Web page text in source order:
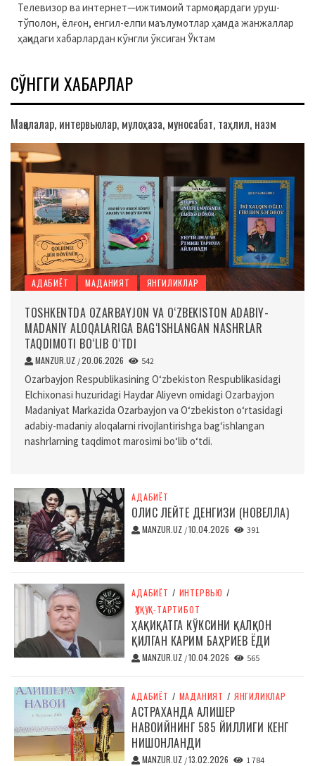
Телевизор ва интернет—ижтимоий тармоқлардаги уруш-
тўполон, ёлғон, енгил-елпи маълумотлар ҳамда жанжаллар
ҳақидаги хабарлардан кўнгли ўксиган Ўктам
СЎНГГИ ХАБАРЛАР
Мақолалар, интервьюлар, мулоҳаза, муносабат, таҳлил, назм
АДАБИЁТ МАДАНИЯТ ЯНГИЛИКЛАР
TOSHKENTDA OZARBAYJON VA O‘ZBEKISTON ADABIY-
MADANIY ALOQALARIGA BAG‘ISHLANGAN NASHRLAR
TAQDIMOTI BO‘LIB O‘TDI
MANZUR.UZ /20.06.2026 542
Ozarbayjon Respublikasining O‘zbekiston Respublikasidagi
Elchixonasi huzuridagi Haydar Aliyevn omidagi Ozarbayjon
Madaniyat Markazida Ozarbayjon va O‘zbekiston o‘rtasidagi
adabiy-madaniy aloqalarni rivojlantirishga bag‘ishlangan
nashrlarning taqdimot marosimi bo‘lib o‘tdi.
АДАБИЁТ
ОЛИС ЛЕЙТЕ ДЕНГИЗИ (НОВЕЛЛА)
MANZUR.UZ /10.04.2026 391
АДАБИЁТ / ИНТЕРВЬЮ /
ҲУҚУҚ-ТАРТИБОТ
ҲАҚИҚАТГА КЎКСИНИ ҚАЛҚОН
ҚИЛГАН КАРИМ БАҲРИЕВ ЁДИ
MANZUR.UZ /10.04.2026 565
АДАБИЁТ / МАДАНИЯТ / ЯНГИЛИКЛАР
АСТРАХАНДА АЛИШЕР
НАВОИЙНИНГ 585 ЙИЛЛИГИ КЕНГ
НИШОНЛАНДИ
MANZUR.UZ /13.02.2026 1 784